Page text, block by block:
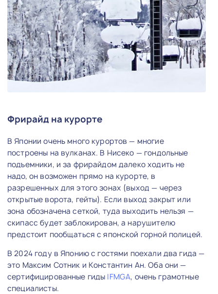
Фрирайд на курорте
В Японии очень много курортов — многие
построены на вулканах. В Нисеко — гондольные
подъемники, и за фрирайдом далеко ходить не
надо, он возможен прямо на курорте, в
разрешенных для этого зонах (выход — через
открытые ворота, гейты). Если выход закрыт или
зона обозначена сеткой, туда выходить нельзя —
скипасс будет заблокирован, а нарушителю
предстоит пообщаться с японской горной полицей.
В 2024 году в Японию с гостями поехали два гида —
это Максим Сотник и Константин Ан. Оба они —
сертифицированные гиды IFMGA, очень грамотные
специалисты.